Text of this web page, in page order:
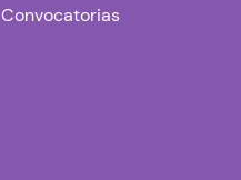
Convocatorias